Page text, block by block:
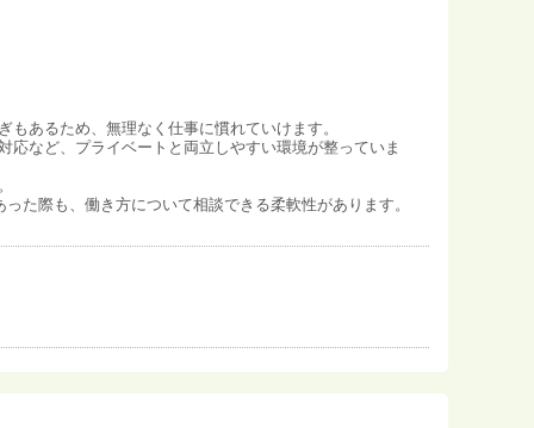
あるため、無理なく仕事に慣れていけます。
応など、プライベートと両立しやすい環境が整っていま
た際も、働き方について相談できる柔軟性があります。